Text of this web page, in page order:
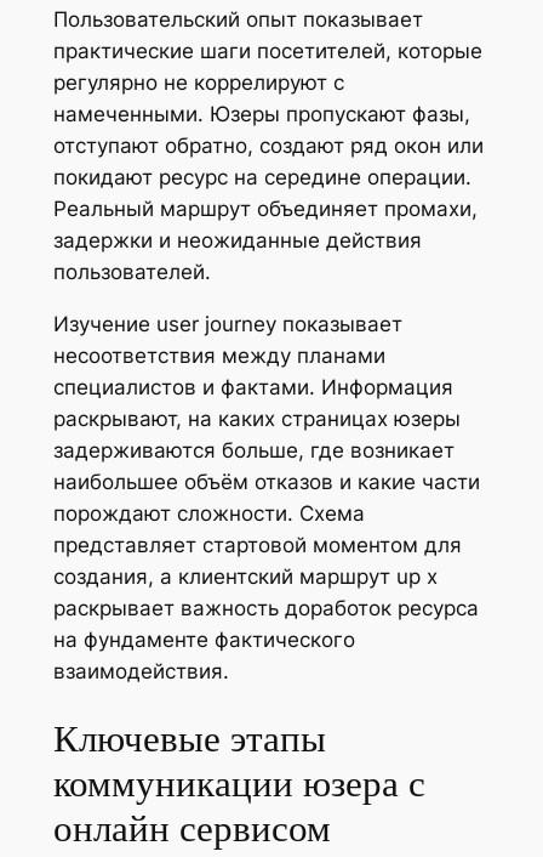
Пользовательский опыт показывает
практические шаги посетителей, которые
регулярно не коррелируют с
намеченными. Юзеры пропускают фазы,
отступают обратно, создают ряд окон или
покидают ресурс на середине операции.
Реальный маршрут объединяет промахи,
задержки и неожиданные действия
пользователей.
Изучение user journey показывает
несоответствия между планами
специалистов и фактами. Информация
раскрывают, на каких страницах юзеры
задерживаются больше, где возникает
наибольшее объём отказов и какие части
порождают сложности. Схема
представляет стартовой моментом для
создания, а клиентский маршрут up x
раскрывает важность доработок ресурса
на фундаменте фактического
взаимодействия.
Ключевые этапы
коммуникации юзера с
онлайн сервисом